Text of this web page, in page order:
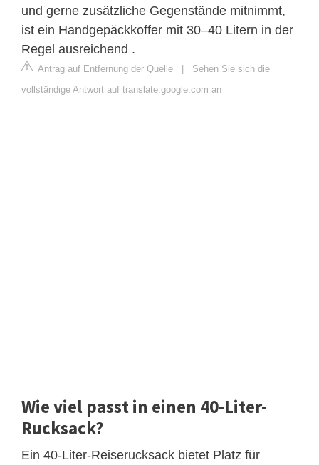
und gerne zusätzliche Gegenstände mitnimmt,
ist ein Handgepäckkoffer mit 30–40 Litern in der
Regel ausreichend .
Antrag auf Entfernung der Quelle
Sehen Sie sich die
vollständige Antwort auf translate.google.com an
Wie viel passt in einen 40-Liter-
Rucksack?
Ein 40-Liter-Reiserucksack bietet Platz für